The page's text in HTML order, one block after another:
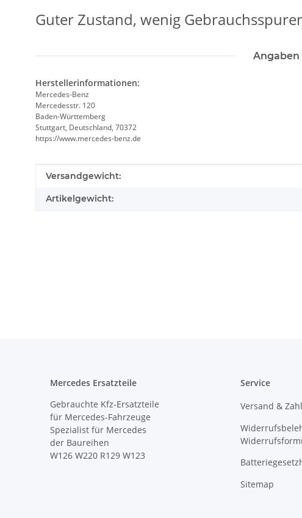
Guter Zustand, wenig
Herstellerinformationen:
Mercedes-Benz
Mercedesstr. 120
Baden-Württemberg
Stuttgart, Deutschland, 70372
https://www.mercedes-benz.de
Produkteigenschaft
Wert
Versandgewicht:
Artikelgewicht:
Mercedes Ersatzteile
Gebrauchte Kfz-Ersatzteile
für Mercedes-Fahrzeuge
Spezialist für Mercedes
der Baureihen
W126 W220 R129 W123
Service
Versand &
Sitemap